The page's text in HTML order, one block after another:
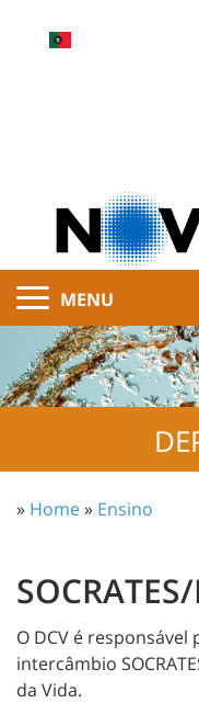
MENU
» Home» Ensino
O DCV é
intercâmbio
da Vida.